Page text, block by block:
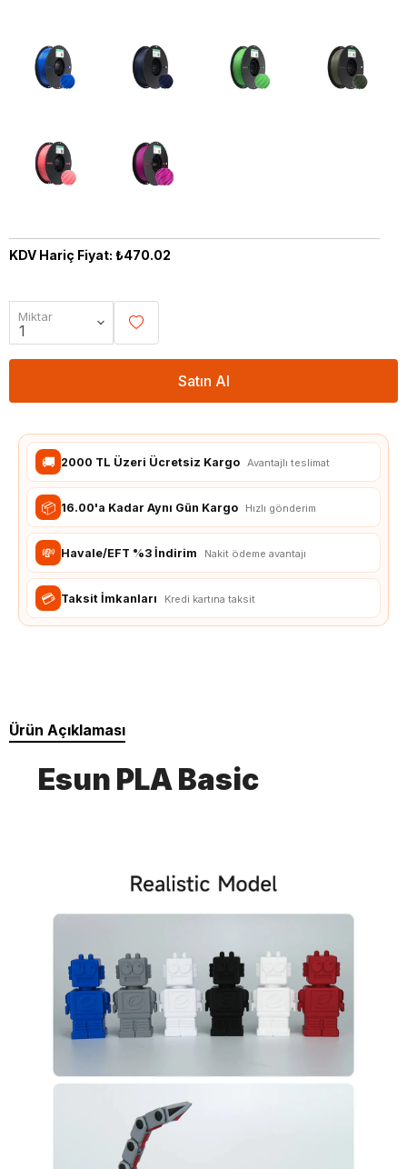
KDV Hariç Fiyat: ₺470.02
Miktar
Satın Al
🚚 2000 TL Üzeri Ücretsiz Kargo Avantajlı teslimat
📦 16.00'a Kadar Aynı Gün Kargo Hızlı gönderim
💸 Havale/EFT %3 İndirim Nakit ödeme avantajı
💳 Taksit İmkanları Kredi kartına taksit
Ürün Açıklaması
Esun PLA Basic